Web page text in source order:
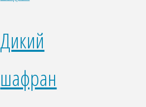
Дикий
шафран